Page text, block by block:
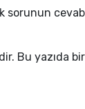
Bu yazıda